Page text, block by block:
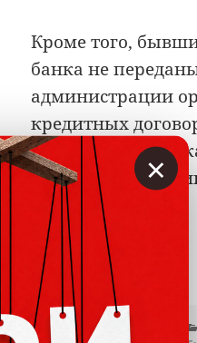
Кроме того,
банка не
администрации
кредитных
банком с
юридическими
млн рублей.
Читать далее
Опубликовано
24.12.2015 Автор
×